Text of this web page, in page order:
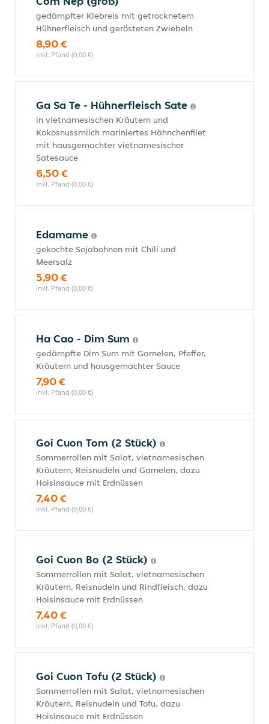
gedämpfter Klebreis mit getrocknetem
Hühnerfleisch und gerösteten Zwiebeln
8,90 €
inkl. Pfand (0,00 €)
Ga Sa Te - Hühnerfleisch Sate
in vietnamesischen Kräutern und
Kokosnussmilch mariniertes Hähnchenfilet
mit hausgemachter vietnamesischer
Satesauce
6,50 €
inkl. Pfand (0,00 €)
Edamame
gekochte Sojabohnen mit Chili und
Meersalz
5,90 €
inkl. Pfand (0,00 €)
Ha Cao - Dim Sum
gedämpfte Dim Sum mit Garnelen, Pfeffer,
Kräutern und hausgemachter Sauce
7,90 €
inkl. Pfand (0,00 €)
Goi Cuon Tom (2 Stück)
Sommerrollen mit Salat, vietnamesischen
Kräutern, Reisnudeln und Garnelen, dazu
Hoisinsauce mit Erdnüssen
7,40 €
inkl. Pfand (0,00 €)
Goi Cuon Bo (2 Stück)
Sommerrollen mit Salat, vietnamesischen
Kräutern, Reisnudeln und Rindfleisch, dazu
Hoisinsauce mit Erdnüssen
7,40 €
inkl. Pfand (0,00 €)
Goi Cuon Tofu (2 Stück)
Sommerrollen mit Salat, vietnamesischen
Kräutern, Reisnudeln und Tofu, dazu
Hoisinsauce mit Erdnüssen